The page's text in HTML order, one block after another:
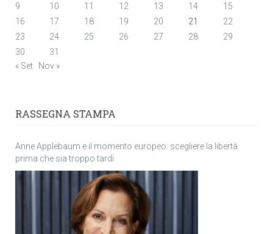
9
10 11 12 13 14
15
16
17 18 19 20 21
22
23
24 25 26 27 28
29
30
31
« Set
Nov »
RASSEGNA STAMPA
Anne Applebaum e il momento europeo: scegliere la libertà
prima che sia troppo tardi